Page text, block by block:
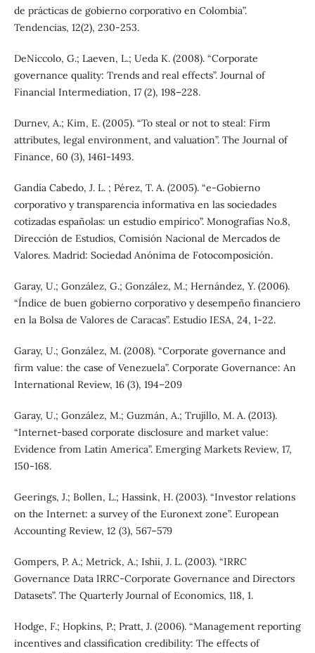
de prácticas de gobierno corporativo en Colombia”.
Tendencias, 12(2), 230-253.
DeNiccolo, G.; Laeven, L.; Ueda K. (2008). “Corporate
governance quality: Trends and real effects”. Journal of
Financial Intermediation, 17 (2), 198–228.
Durnev, A.; Kim, E. (2005). “To steal or not to steal: Firm
attributes, legal environment, and valuation”. The Journal of
Finance, 60 (3), 1461-1493.
Gandía Cabedo, J. L. ; Pérez, T. A. (2005). “e-Gobierno
corporativo y transparencia informativa en las sociedades
cotizadas españolas: un estudio empírico”. Monografías No.8,
Dirección de Estudios, Comisión Nacional de Mercados de
Valores. Madrid: Sociedad Anónima de Fotocomposición.
Garay, U.; González, G.; González, M.; Hernández, Y. (2006).
“Índice de buen gobierno corporativo y desempeño financiero
en la Bolsa de Valores de Caracas”. Estudio IESA, 24, 1-22.
Garay, U.; González, M. (2008). “Corporate governance and
firm value: the case of Venezuela”. Corporate Governance: An
International Review, 16 (3), 194–209
Garay, U.; González, M.; Guzmán, A.; Trujillo, M. A. (2013).
“Internet-based corporate disclosure and market value:
Evidence from Latin America”. Emerging Markets Review, 17,
150-168.
Geerings, J.; Bollen, L.; Hassink, H. (2003). “Investor relations
on the Internet: a survey of the Euronext zone”. European
Accounting Review, 12 (3), 567–579
Gompers, P. A.; Metrick, A.; Ishii, J. L. (2003). “IRRC
Governance Data IRRC-Corporate Governance and Directors
Datasets”. The Quarterly Journal of Economics, 118, 1.
Hodge, F.; Hopkins, P.; Pratt, J. (2006). “Management reporting
incentives and classification credibility: The effects of